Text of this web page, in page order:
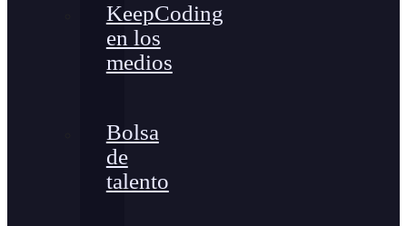
KeepCoding
en los
medios
Bolsa
de
talento